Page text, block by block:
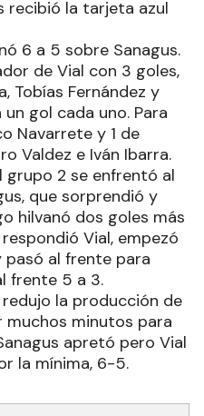
recibió la tarjeta azul
6 a 5 sobre Sanagus.
de Vial con 3 goles,
Tobías Fernández y
gol cada uno. Para
Navarrete y 1 de
Valdez e Iván Ibarra.
grupo 2 se enfrentó al
que sorprendió y
hilvanó dos goles más
Vial, empezó
al frente para
frente 5 a 3.
la producción de
muchos minutos para
apretó pero Vial
la mínima, 6-5.